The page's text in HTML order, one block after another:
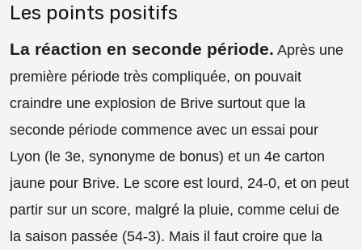
Les points positifs
La réaction en seconde période. Après une
première période très compliquée, on pouvait
craindre une explosion de Brive surtout que la
seconde période commence avec un essai pour
Lyon (le 3e, synonyme de bonus) et un 4e carton
jaune pour Brive. Le score est lourd, 24-0, et on peut
partir sur un score, malgré la pluie, comme celui de
la saison passée (54-3). Mais il faut croire que la